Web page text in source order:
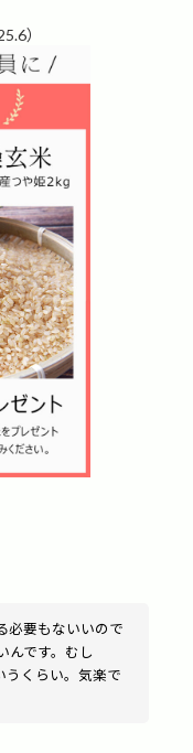
）
必要もないいので
んです。むし
うくらい。気楽で